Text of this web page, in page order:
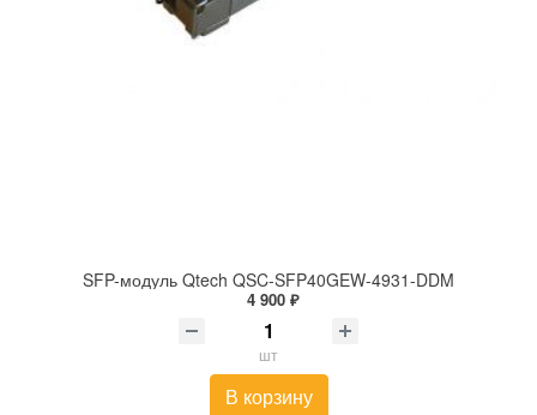
SFP-модуль Qtech QSC-SFP40GEW-4931-DDM
4 900 ₽
шт
В корзину